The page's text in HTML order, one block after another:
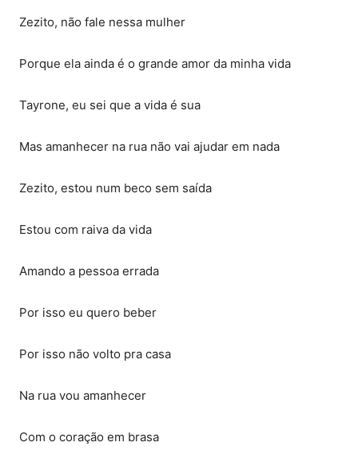
‭ Zezito, não fale nessa mulher‬
‭ Porque ela ainda é o grande amor da minha vida‬
‭ Tayrone, eu sei que a vida é sua‬
‭ Mas amanhecer na rua não vai ajudar em nada‬
‭ Zezito, estou num beco sem saída‬
‭ Estou com raiva da vida‬
‭ Amando a pessoa errada‬
‭ Por isso eu quero beber‬
‭ Por isso não volto pra casa‬
‭ Na rua vou amanhecer‬
‭ Com o coração em brasa‬